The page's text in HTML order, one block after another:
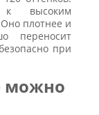
высоким
плотнее и
переносит
при
можно